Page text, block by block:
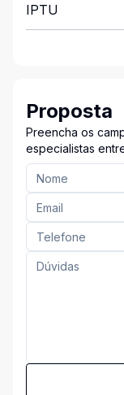
IPTU
Proposta
Preencha os
especialistas